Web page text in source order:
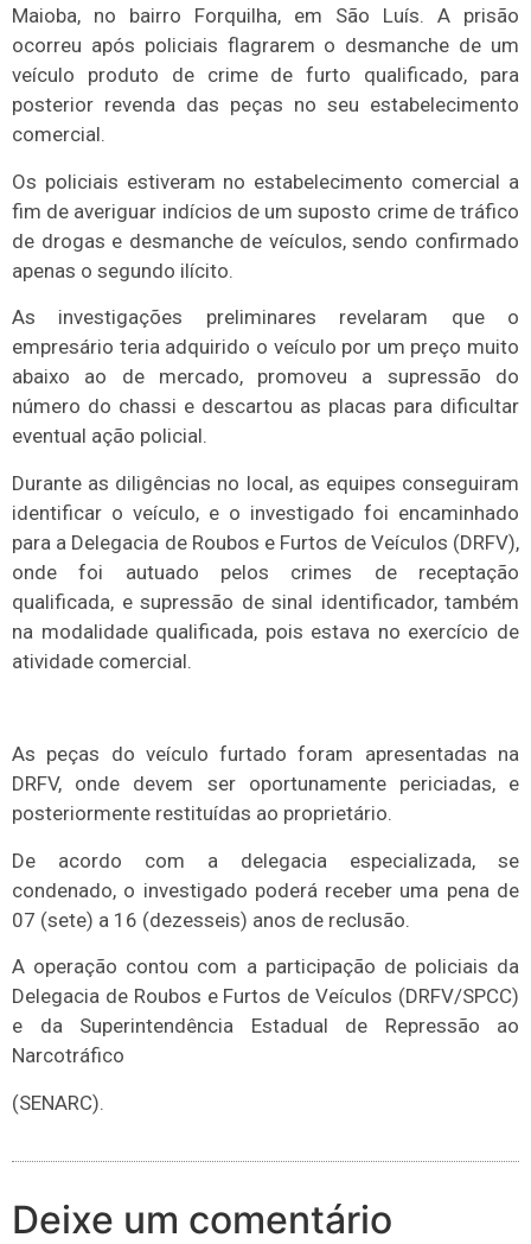
Maioba, no bairro Forquilha, em São Luís. A prisão
ocorreu após policiais flagrarem o desmanche de um
veículo produto de crime de furto qualificado, para
posterior revenda das peças no seu estabelecimento
comercial.
Os policiais estiveram no estabelecimento comercial a
fim de averiguar indícios de um suposto crime de tráfico
de drogas e desmanche de veículos, sendo confirmado
apenas o segundo ilícito.
As investigações preliminares revelaram que o
empresário teria adquirido o veículo por um preço muito
abaixo ao de mercado, promoveu a supressão do
número do chassi e descartou as placas para dificultar
eventual ação policial.
Durante as diligências no local, as equipes conseguiram
identificar o veículo, e o investigado foi encaminhado
para a Delegacia de Roubos e Furtos de Veículos (DRFV),
onde foi autuado pelos crimes de receptação
qualificada, e supressão de sinal identificador, também
na modalidade qualificada, pois estava no exercício de
atividade comercial.
As peças do veículo furtado foram apresentadas na
DRFV, onde devem ser oportunamente periciadas, e
posteriormente restituídas ao proprietário.
De acordo com a delegacia especializada, se
condenado, o investigado poderá receber uma pena de
07 (sete) a 16 (dezesseis) anos de reclusão.
A operação contou com a participação de policiais da
Delegacia de Roubos e Furtos de Veículos (DRFV/SPCC)
e da Superintendência Estadual de Repressão ao
Narcotráfico
(SENARC).
Deixe um comentário